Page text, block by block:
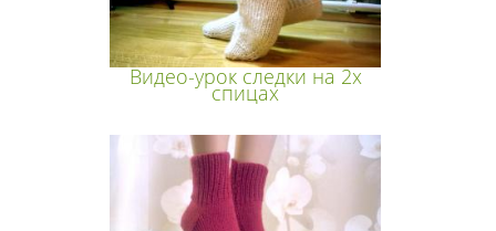
Видео-урок следки на 2х
спицах